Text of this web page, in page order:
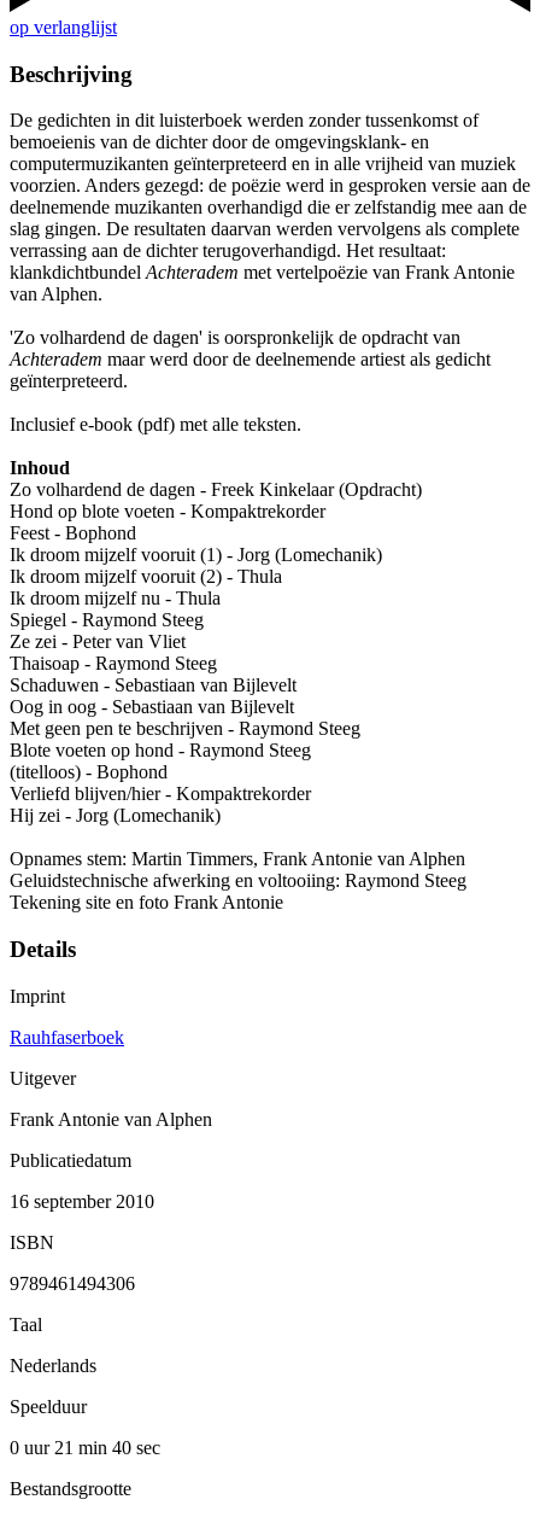
op verlanglijst
Beschrijving
De gedichten in dit luisterboek werden zonder tussenkomst of
bemoeienis van de dichter door de omgevingsklank- en
computermuzikanten geïnterpreteerd en in alle vrijheid van muziek
voorzien. Anders gezegd: de poëzie werd in gesproken versie aan de
deelnemende muzikanten overhandigd die er zelfstandig mee aan de
slag gingen. De resultaten daarvan werden vervolgens als complete
verrassing aan de dichter terugoverhandigd. Het resultaat:
klankdichtbundelAchteradem met vertelpoëzie van Frank Antonie
van Alphen.
'Zo volhardend de dagen' is oorspronkelijk de opdracht van
Achteradem maar werd door de deelnemende artiest als gedicht
geïnterpreteerd.
Inclusief e-book (pdf) met alle teksten.
Inhoud
Zo volhardend de dagen - Freek Kinkelaar (Opdracht)
Hond op blote voeten - Kompaktrekorder
Feest - Bophond
Ik droom mijzelf vooruit (1) - Jorg (Lomechanik)
Ik droom mijzelf vooruit (2) - Thula
Ik droom mijzelf nu - Thula
Spiegel - Raymond Steeg
Ze zei - Peter van Vliet
Thaisoap - Raymond Steeg
Schaduwen - Sebastiaan van Bijlevelt
Oog in oog - Sebastiaan van Bijlevelt
Met geen pen te beschrijven - Raymond Steeg
Blote voeten op hond - Raymond Steeg
(titelloos) - Bophond
Verliefd blijven/hier - Kompaktrekorder
Hij zei - Jorg (Lomechanik)
Opnames stem: Martin Timmers, Frank Antonie van Alphen
Geluidstechnische afwerking en voltooiing: Raymond Steeg
Tekening site en foto Frank Antonie
Details
Imprint
Rauhfaserboek
Uitgever
Frank Antonie van Alphen
Publicatiedatum
16 september 2010
ISBN
9789461494306
Taal
Nederlands
Speelduur
0 uur 21 min 40 sec
Bestandsgrootte